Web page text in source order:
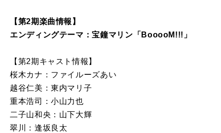
【第2期楽曲情報】
エンディングテーマ：宝鐘マリン「BooooM!!!」
【第2期キャスト情報】
桜木カナ：ファイルーズあい
越谷仁美：東内マリ子
重本浩司：小山力也
二子山和央：山下大輝
翠川：逢坂良太